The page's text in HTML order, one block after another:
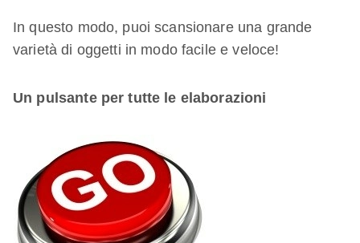
In questo modo, puoi scansionare una grande
varietà di oggetti in modo facile e veloce!
Un pulsante per tutte le elaborazioni